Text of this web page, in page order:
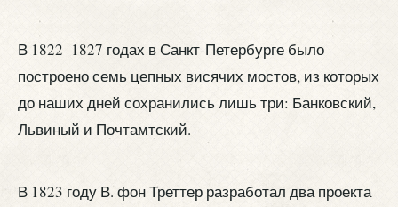
В 1822–1827 годах в Санкт-Петербурге было
построено семь цепных висячих мостов, из которых
до наших дней сохранились лишь три: Банковский,
Львиный и Почтамтский.
В 1823 году В. фон Треттер разработал два проекта